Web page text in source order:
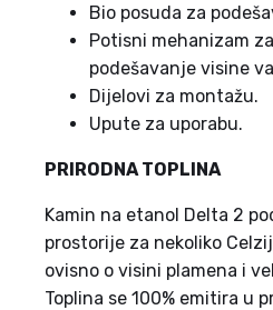
Bio posuda za
Potisni mehanizam
podešavanje visine
Dijelovi za montažu.
Upute za uporabu.
PRIRODNA TOPLINA
Kamin na etanol Delta 2
prostorije za nekoliko
ovisno o visini plamena i
Toplina se 100% emitira u